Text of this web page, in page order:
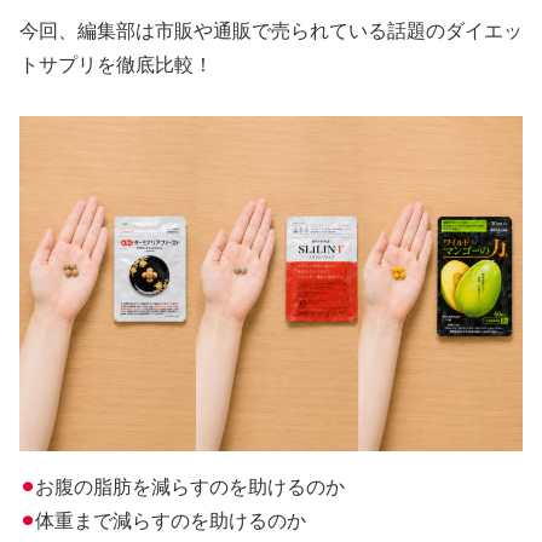
今回、編集部は市販や通販で売られている話題のダイエッ
トサプリを徹底比較！
⚫︎お腹の脂肪を減らすのを助けるのか
⚫︎体重まで減らすのを助けるのか